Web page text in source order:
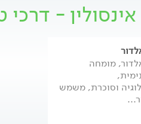
- דרכי
מומחה
וסוכרת, משמש